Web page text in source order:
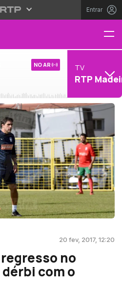
Entrar
NO AR TV
RTP
20 fev, 2017, 12:20
no
com o